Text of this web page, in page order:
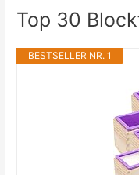
Top 30
BESTSELLER NR. 1